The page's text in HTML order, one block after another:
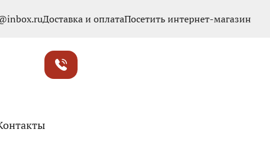
Доставка и оплатаПосетить интернет-магазин